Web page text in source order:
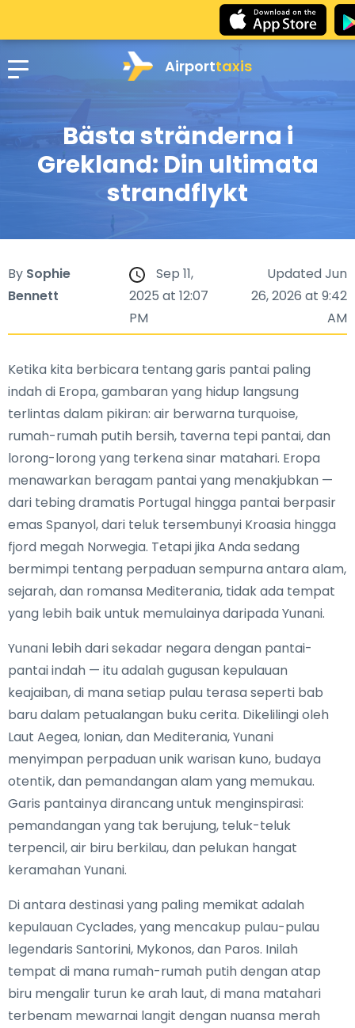
Airporttaxis
Bästa stränderna i
Grekland: Din ultimata
strandflykt
By Sophie
Bennett
Sep 11,
2025 at 12:07
PM
Updated Jun
26, 2026 at 9:42
AM
Ketika kita berbicara tentang garis pantai paling
indah di Eropa, gambaran yang hidup langsung
terlintas dalam pikiran: air berwarna turquoise,
rumah-rumah putih bersih, taverna tepi pantai, dan
lorong-lorong yang terkena sinar matahari. Eropa
menawarkan beragam pantai yang menakjubkan —
dari tebing dramatis Portugal hingga pantai berpasir
emas Spanyol, dari teluk tersembunyi Kroasia hingga
fjord megah Norwegia. Tetapi jika Anda sedang
bermimpi tentang perpaduan sempurna antara alam,
sejarah, dan romansa Mediterania, tidak ada tempat
yang lebih baik untuk memulainya daripada Yunani.
Yunani lebih dari sekadar negara dengan pantai-
pantai indah — itu adalah gugusan kepulauan
keajaiban, di mana setiap pulau terasa seperti bab
baru dalam petualangan buku cerita. Dikelilingi oleh
Laut Aegea, Ionian, dan Mediterania, Yunani
menyimpan perpaduan unik warisan kuno, budaya
otentik, dan pemandangan alam yang memukau.
Garis pantainya dirancang untuk menginspirasi:
pemandangan yang tak berujung, teluk-teluk
terpencil, air biru berkilau, dan pelukan hangat
keramahan Yunani.
Di antara destinasi yang paling memikat adalah
kepulauan Cyclades, yang mencakup pulau-pulau
legendaris Santorini, Mykonos, dan Paros. Inilah
tempat di mana rumah-rumah putih dengan atap
biru mengalir turun ke arah laut, di mana matahari
terbenam mewarnai langit dengan nuansa merah